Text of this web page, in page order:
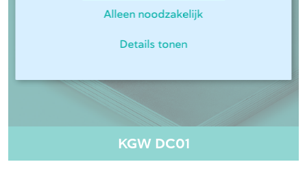
Alleen noodzakelijk
Details tonen
KGW DC01